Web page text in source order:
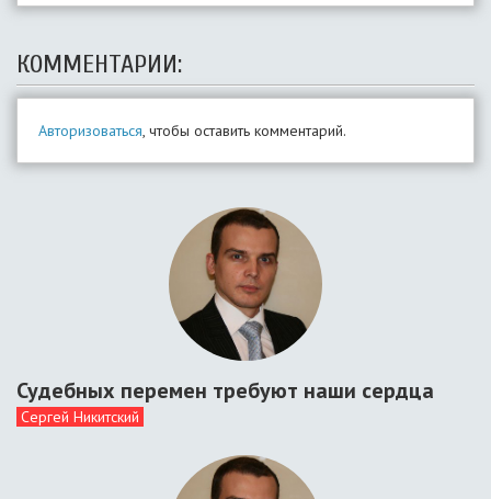
КОММЕНТАРИИ:
Авторизоваться, чтобы оставить комментарий.
Судебных перемен требуют наши сердца
Сергей Никитский